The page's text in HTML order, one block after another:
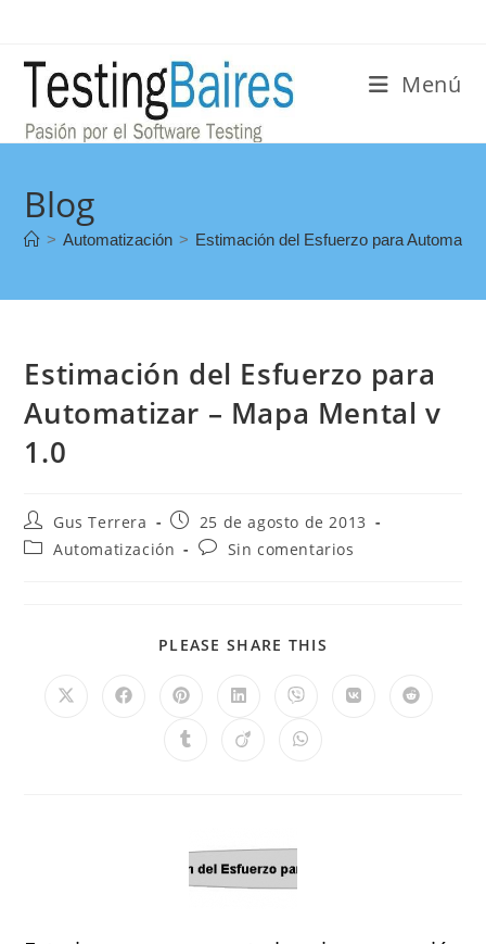
Menú
Blog
> Automatización > Estimación del Esfuerzo para
Estimación del Esfuerzo para
Automatizar – Mapa Mental v
1.0
Gus Terrera
25 de agosto de 2013
Automatización
Sin comentarios
PLEASE SHARE THIS